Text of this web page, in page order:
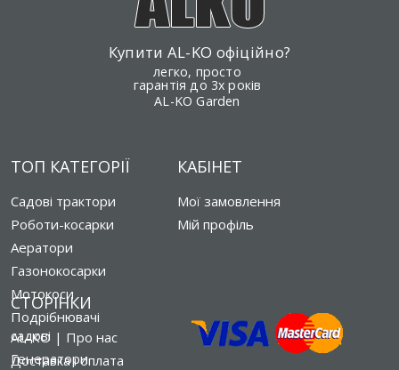
Купити AL-KO офіційно?
легко, просто
гарантія до 3х років
AL-KO Garden
ТОП КАТЕГОРІЇ
Садові трактори
Роботи-косарки
Аератори
Газонокосарки
Мотокоси
Подрібнювачі
садові
Генератори
СТОРІНКИ
AL-KO | Про нас
Доставка і оплата
КАБІНЕТ
Мої замовлення
Мій профіль